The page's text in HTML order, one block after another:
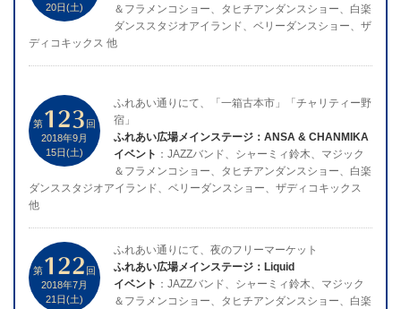
20日(土)
＆フラメンコショー、タヒチアンダンスショー、白楽
ダンススタジオアイランド、ベリーダンスショー、ザ
ディコキックス 他
第123 回
2018年9月
15日(土)
ふれあい通りにて、「一箱古本市」「チャリティー野
宿」
ふれあい広場メインステージ：ANSA & CHANMIKA
イベント ：JAZZバンド、シャーミィ鈴木、マジック
＆フラメンコショー、タヒチアンダンスショー、白楽
ダンススタジオアイランド、ベリーダンスショー、ザディコキックス
他
第122 回
2018年7月
21日(土)
ふれあい通りにて、夜のフリーマーケット
ふれあい広場メインステージ：Liquid
イベント ：JAZZバンド、シャーミィ鈴木、マジック
＆フラメンコショー、タヒチアンダンスショー、白楽